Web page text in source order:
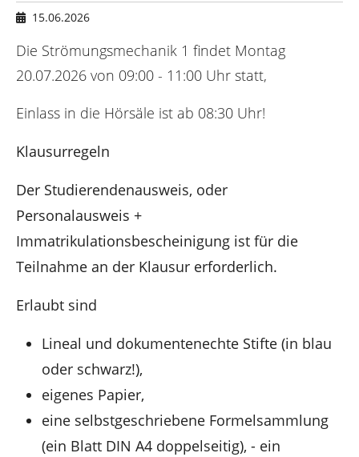
h
i
r
:
15.06.2026
Die Strömungsmechanik 1 findet Montag
20.07.2026 von 09:00 - 11:00 Uhr statt,
Einlass in die Hörsäle ist ab 08:30 Uhr!
Klausurregeln
Der Studierendenausweis, oder
Personalausweis +
Immatrikulationsbescheinigung ist für die
Teilnahme an der Klausur erforderlich.
Erlaubt sind
Lineal und dokumentenechte Stifte (in blau
oder schwarz!),
eigenes Papier,
eine selbstgeschriebene Formelsammlung
(ein Blatt DIN A4 doppelseitig), - ein